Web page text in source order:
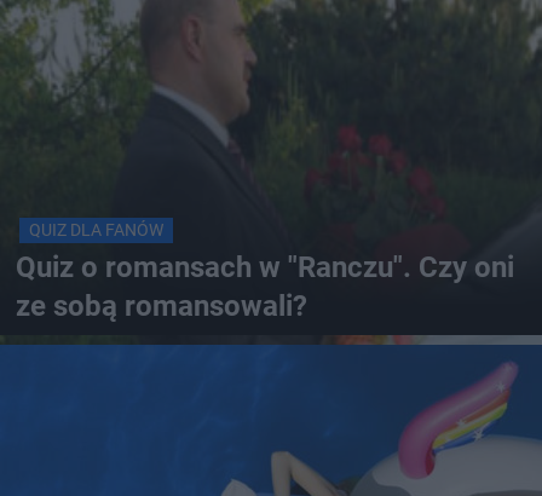
QUIZ DLA FANÓW
Quiz o romansach w "Ranczu". Czy oni
ze sobą romansowali?